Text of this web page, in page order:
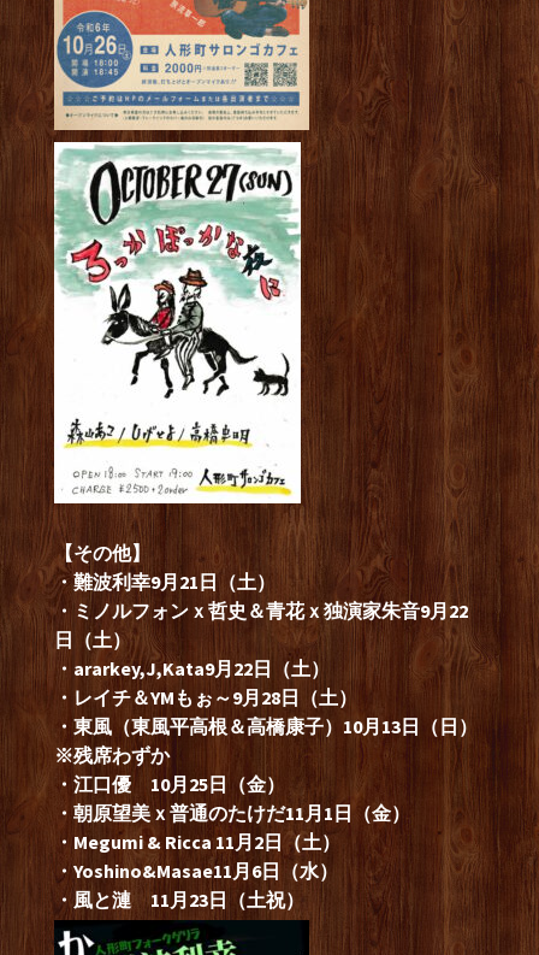
【その他】
・難波利幸9月21日（土）
・ミノルフォンｘ哲史＆青花ｘ独演家朱音9月22
日（土）
・ararkey,J,Kata9月22日（土）
・レイチ＆YMもぉ～9月28日（土）
・東風（東風平高根＆高橋康子）10月13日（日）
※残席わずか
・江口優 10月25日（金）
・朝原望美ｘ普通のたけだ11月1日（金）
・Megumi & Ricca 11月2日（土）
・Yoshino&Masae11月6日（水）
・風と漣 11月23日（土祝）